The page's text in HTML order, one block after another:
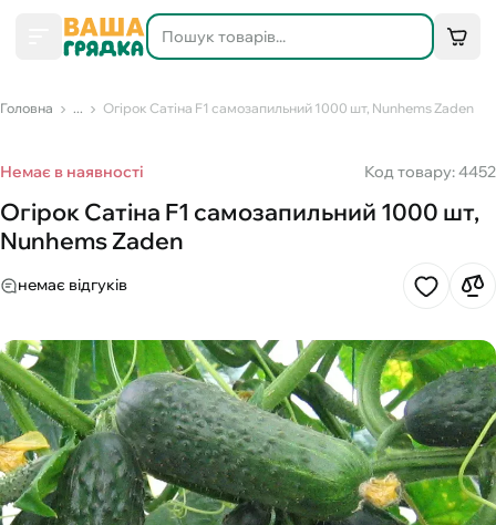
Головна ... Огірок Сатіна F1 самозапильний 1000 шт, Nunhems Zaden
Немає в наявності Код товару: 4452
Огірок Сатіна F1 самозапильний 1000 шт,
Nunhems Zaden
немає відгуків